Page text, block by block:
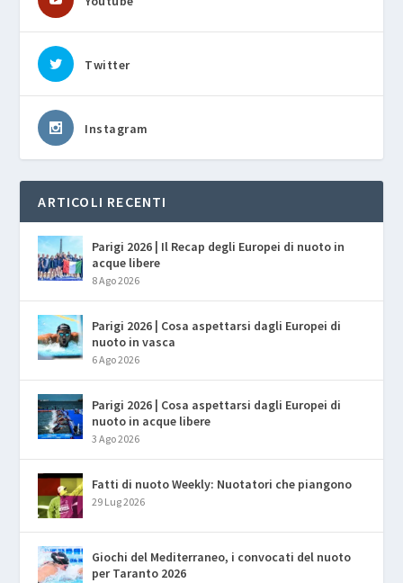
Twitter
Instagram
ARTICOLI RECENTI
Parigi 2026 | Il Recap degli Europei di nuoto in
acque libere
8 Ago 2026
Parigi 2026 | Cosa aspettarsi dagli Europei di
nuoto in vasca
6 Ago 2026
Parigi 2026 | Cosa aspettarsi dagli Europei di
nuoto in acque libere
3 Ago 2026
Fatti di nuoto Weekly: Nuotatori che piangono
29 Lug 2026
Giochi del Mediterraneo, i convocati del nuoto
per Taranto 2026